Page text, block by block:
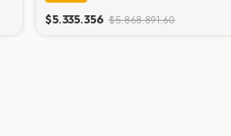
$5.335.356 $5.868.891,60